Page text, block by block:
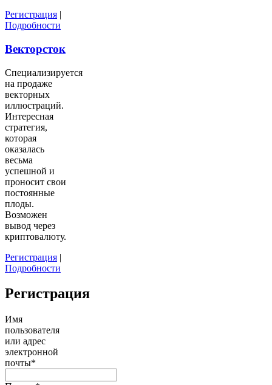
Регистрация |
Подробности
Векторсток
Специализируется
на продаже
векторных
иллюстраций.
Интересная
стратегия,
которая
оказалась
весьма
успешной и
проносит свои
постоянные
плоды.
Возможен
вывод через
криптовалюту.
Регистрация |
Подробности
Регистрация
Имя
пользователя
или адрес
электронной
почты*